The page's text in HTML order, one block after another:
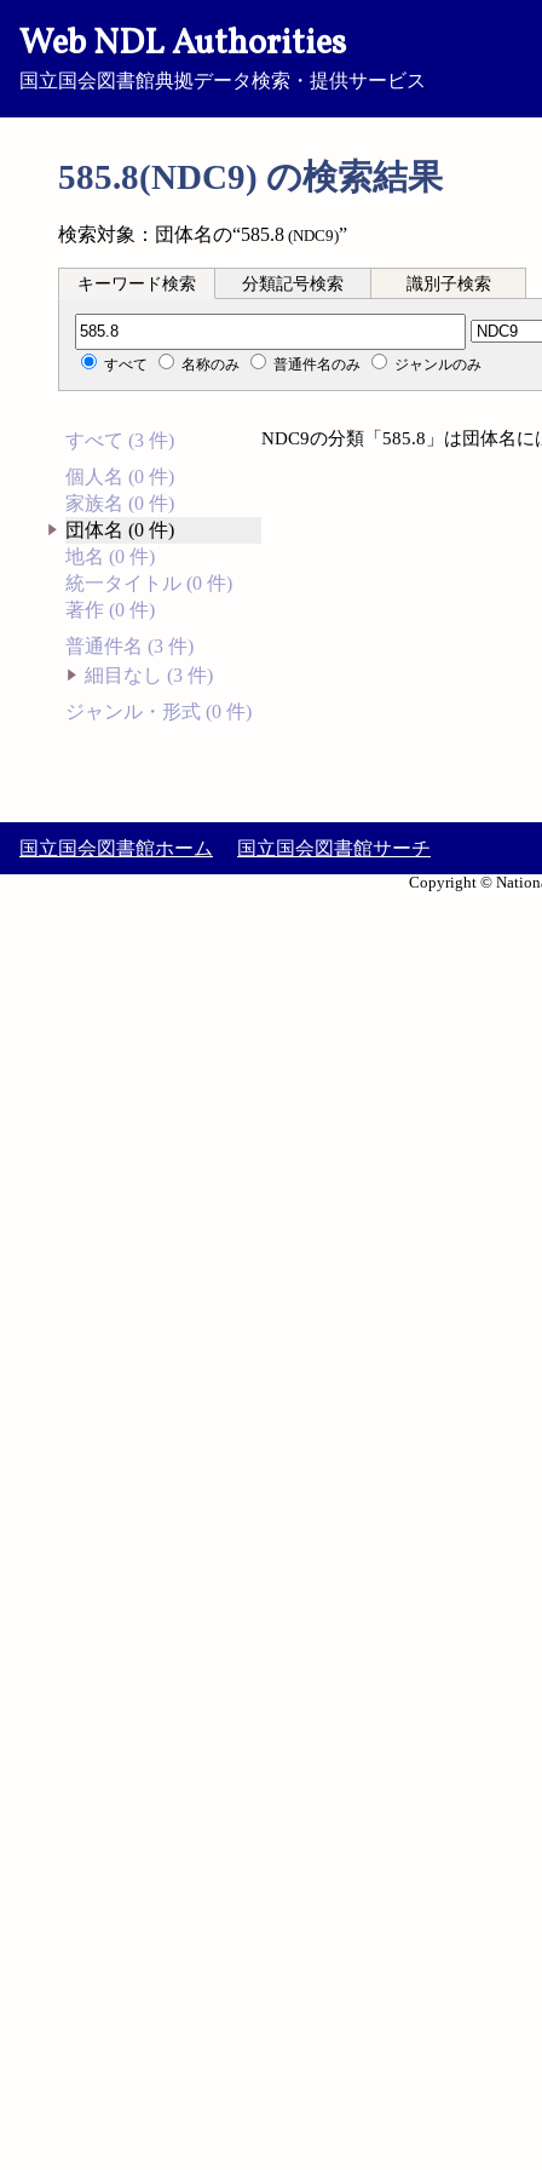
Web NDL Authorities
国立国会図書館典拠データ検索・提供サービス
585.8(NDC9) の検索結果
検索対象：団体名の“585.8 (NDC9)”
キーワード検索 分類記号検索 識別子検索
分類記号検索
すべて 名称のみ 普通件名のみ ジャンルのみ
すべて (3 件)
個人名 (0 件)
家族名 (0 件)
団体名 (0 件)
地名 (0 件)
統一タイトル (0 件)
著作 (0 件)
普通件名 (3 件)
細目なし (3 件)
ジャンル・形式 (0 件)
NDC9の分類「585.8」は団体名
国立国会図書館ホーム 国立国会図書館サーチ
Copyright ©